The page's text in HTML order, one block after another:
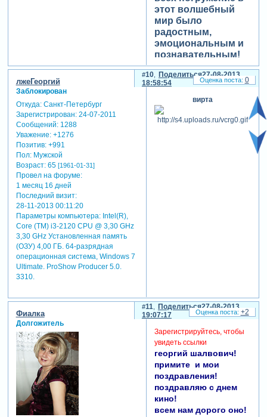
этот волшебный
мир было
радостным,
эмоциональным и
познавательным!
Поделиться
10
27-08-2013
18:58:54
лжеГеоргий
Заблокирован
Откуда:Санкт-Петербург
Зарегистрирован: 24-07-2011
Сообщений:1288
Уважение: +1276
Позитив: +991
Пол:Мужской
Возраст:65 [1961-01-31]
Провел на форуме:
1 месяц 16 дней
Последний визит:
28-11-2013 00:11:20
Параметры компьютера:Intel(R),
Core (TM) i3-2120 CPU @ 3,30 GHz
3,30 GHz Установленная память
(ОЗУ) 4,00 ГБ. 64-разрядная
операционная система, Windows 7
Ultimate. ProShow Producer 5.0.
3310.
вирта
0
Поделиться
11
27-08-2013
19:07:17
Фиалка
Долгожитель
Зарегистрируйтесь, чтобы
увидеть ссылки
георгий шалвович!
примите и мои
поздравления!
поздравляю с днем
кино!
всем нам дорого оно!
+2